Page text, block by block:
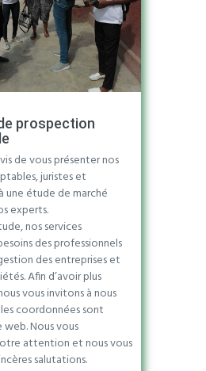
prospection
de vous présenter nos
juristes et
une étude de marché
experts.
nos services
des professionnels
des entreprises et
Afin d’avoir plus
vous invitons à nous
coordonnées sont
web. Nous vous
attention et nous vous
salutations.